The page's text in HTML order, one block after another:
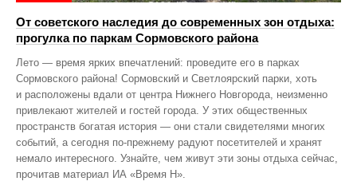
От советского наследия до современных зон отдыха:
прогулка по паркам Сормовского района
Лето — время ярких впечатлений: проведите его в парках
Сормовского района! Сормовский и Светлоярский парки, хоть
и расположены вдали от центра Нижнего Новгорода, неизменно
привлекают жителей и гостей города. У этих общественных
пространств богатая история — они стали свидетелями многих
событий, а сегодня по‑прежнему радуют посетителей и хранят
немало интересного. Узнайте, чем живут эти зоны отдыха сейчас,
прочитав материал ИА «Время Н».